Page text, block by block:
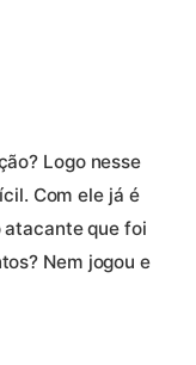
Logo nesse
Com ele já é
atacante que foi
Nem jogou e